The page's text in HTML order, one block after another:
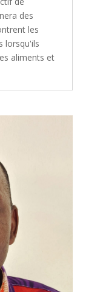
des
les
lorsqu'ils
aliments et